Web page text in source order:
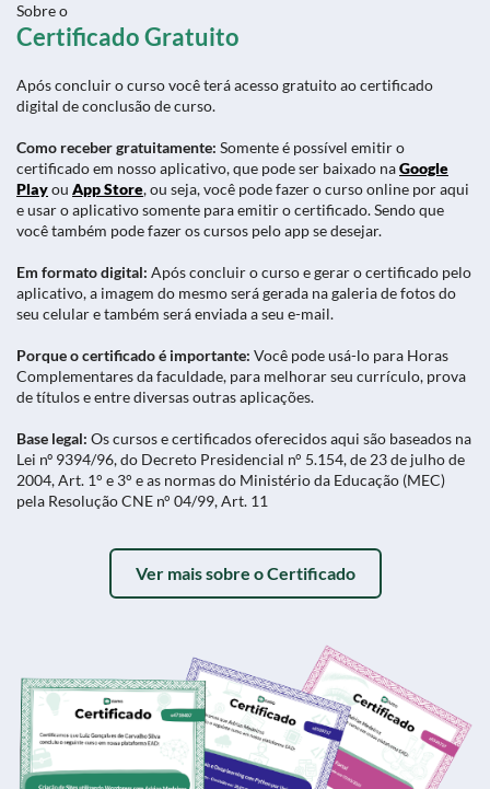
Sobre o
Certificado Gratuito
Após concluir o curso você terá acesso gratuito ao certificado
digital de conclusão de curso.
Como receber gratuitamente: Somente é possível emitir o
certificado em nosso aplicativo, que pode ser baixado naGoogle
Playou App Store, ou seja, você pode fazer o curso online por aqui
e usar o aplicativo somente para emitir o certificado. Sendo que
você também pode fazer os cursos pelo app se desejar.
Em formato digital: Após concluir o curso e gerar o certificado pelo
aplicativo, a imagem do mesmo será gerada na galeria de fotos do
seu celular e também será enviada a seu e-mail.
Porque o certificado é importante: Você pode usá-lo para Horas
Complementares da faculdade, para melhorar seu currículo, prova
de títulos e entre diversas outras aplicações.
Base legal: Os cursos e certificados oferecidos aqui são baseados na
Lei nº 9394/96, do Decreto Presidencial n° 5.154, de 23 de julho de
2004, Art. 1° e 3° e as normas do Ministério da Educação (MEC)
pela Resolução CNE n° 04/99, Art. 11
Ver mais sobre o Certificado